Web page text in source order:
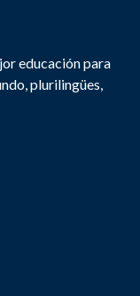
educación para
plurilingües,